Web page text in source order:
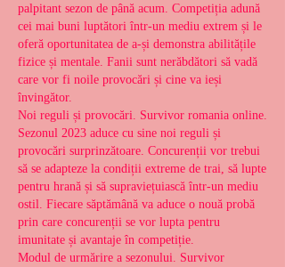
palpitant sezon de până acum. Competiția adună
cei mai buni luptători într-un mediu extrem și le
oferă oportunitatea de a-și demonstra abilitățile
fizice și mentale. Fanii sunt nerăbdători să vadă
care vor fi noile provocări și cine va ieși
învingător.
Noi reguli și provocări. Survivor romania online.
Sezonul 2023 aduce cu sine noi reguli și
provocări surprinzătoare. Concurenții vor trebui
să se adapteze la condiții extreme de trai, să lupte
pentru hrană și să supraviețuiască într-un mediu
ostil. Fiecare săptămână va aduce o nouă probă
prin care concurenții se vor lupta pentru
imunitate și avantaje în competiție.
Modul de urmărire a sezonului. Survivor